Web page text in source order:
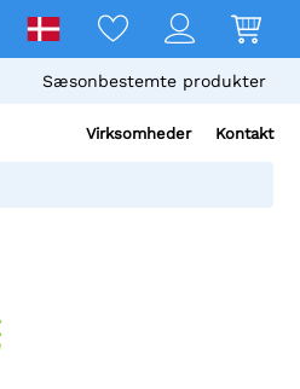
Sæsonbestemte produkter
Virksomheder Kontakt